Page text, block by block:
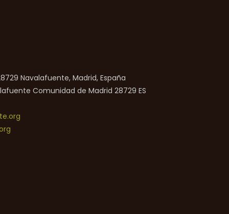
Navalafuente, Madrid, España
Comunidad de Madrid 28729 ES